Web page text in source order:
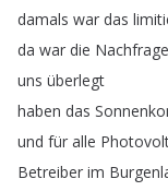
damals war das
da war die Nachfrage
uns überlegt
haben das
und für alle
Betreiber im